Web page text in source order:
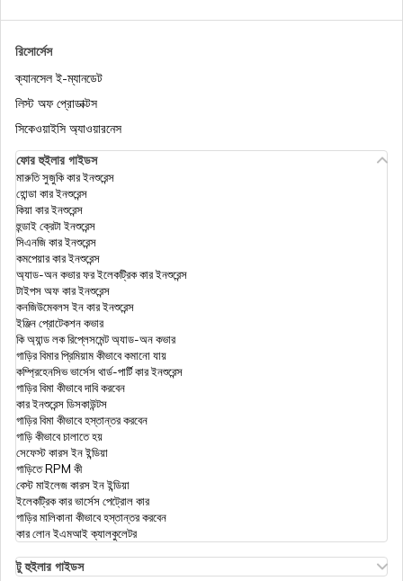
আসন্ন রিটায়ারিং এমপ্লয়ীজদের জন্য সুপার টপ-আপ হেলথ
মোরেটোরিয়াম এবং ফুল মেডিকেল আন্ডাররাইটিং এর মধ্যে
ডিজিট হেলথ ক্লেম: ডিজিট ইনস্যুরেন্সের সাহায্যে হেলথ
ইনস্যুরেন্স ক্লেম ফাইল করুন
করোনাভাইরাস হেলথ ইন্স্যুরেন্স: ভারতে কোভিড-19
সেলফ-এমপ্লয়েড এবং ফ্রিল্যান্সারদের জন্য হেলথ ইনস্যুরেন্স
গোভেনমেনৰ হেলথ ইন্সুরেন্স স্কিমস
রিসোর্সেস
ক্যানসেল ই-ম্যানডেট
লিস্ট অফ প্রোডাক্টস
সিকেওয়াইসি অ্যাওয়ারনেস
ফোর হুইলার গাইডস
মারুতি সুজুকি কার ইনশুরেন্স
হোন্ডা কার ইনশুরেন্স
কিয়া কার ইনশুরেন্স
হুন্ডাই ক্রেটা ইনশুরেন্স
সিএনজি কার ইনশুরেন্স
কমপেয়ার কার ইনশুরেন্স
অ্যাড-অন কভার ফর ইলেকট্রিক কার ইনশুরেন্স
টাইপস অফ কার ইনশুরেন্স
কনজিউমেবলস ইন কার ইনশুরেন্স
ইঞ্জিন প্রোটেকশন কভার
কি অ্যান্ড লক রিপ্লেসমেন্ট অ্যাড-অন কভার
গাড়ির বিমার প্রিমিয়াম কীভাবে কমানো যায়
কম্প্রিহেনসিভ ভার্সেস থার্ড-পার্টি কার ইনশুরেন্স
গাড়ির বিমা কীভাবে দাবি করবেন
কার ইনশুরেন্স ডিসকাউন্টস
গাড়ির বিমা কীভাবে হস্তান্তর করবেন
গাড়ি কীভাবে চালাতে হয়
সেফেস্ট কারস ইন ইন্ডিয়া
গাড়িতে RPM কী
বেস্ট মাইলেজ কারস ইন ইন্ডিয়া
ইলেকট্রিক কার ভার্সেস পেট্রোল কার
গাড়ির মালিকানা কীভাবে হস্তান্তর করবেন
কার লোন ইএমআই ক্যালকুলেটর
টু হুইলার গাইডস